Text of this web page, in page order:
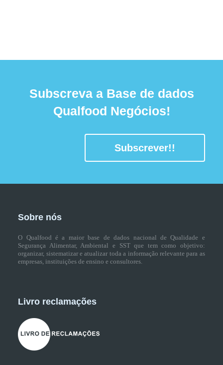
Subscreva a Base de dados
Qualfood Negócios!
Subscrever!!
Sobre nós
O Qualfood é a maior base de dados nacional de Qualidade e
Segurança Alimentar, Ambiental e SST que tem como objetivo:
organizar, sistematizar e atualizar toda a informação relevante para as
empresas, instituições de ensino e consultores.
Livro reclamações